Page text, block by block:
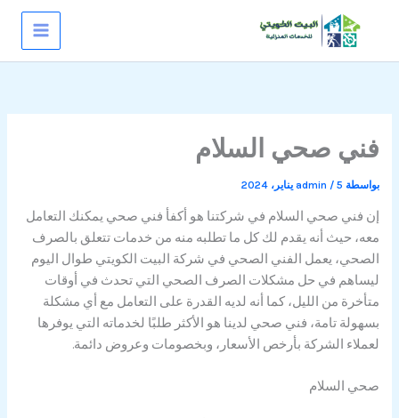
المحتوى
فني صحي السلام
بواسطة admin / 5 يناير، 2024
إن فني صحي السلام في شركتنا هو أكفأ فني صحي يمكنك التعامل
معه، حيث أنه يقدم لك كل ما تطلبه منه من خدمات تتعلق بالصرف
الصحي، يعمل الفني الصحي في شركة البيت الكويتي طوال اليوم
ليساهم في حل مشكلات الصرف الصحي التي تحدث في أوقات
متأخرة من الليل، كما أنه لديه القدرة على التعامل مع أي مشكلة
بسهولة تامة، فني صحي لدينا هو الأكثر طلبًا لخدماته التي يوفرها
لعملاء الشركة بأرخص الأسعار، وبخصومات وعروض دائمة.
صحي السلام